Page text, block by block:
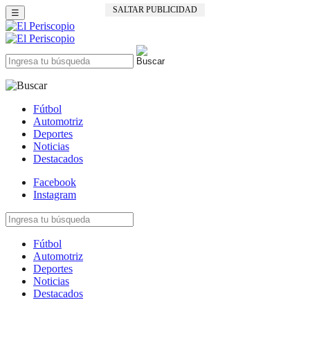
SALTAR PUBLICIDAD
☰
Fútbol
Automotriz
Deportes
Noticias
Destacados
Facebook
Instagram
Fútbol
Automotriz
Deportes
Noticias
Destacados